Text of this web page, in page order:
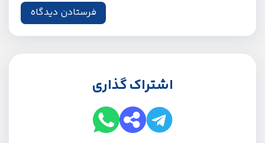
اشتراک گذاری